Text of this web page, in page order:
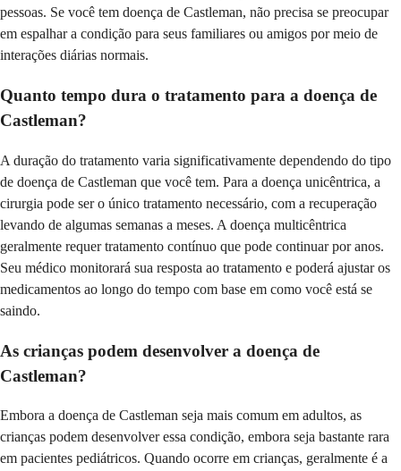
pessoas. Se você tem doença de Castleman, não precisa se preocupar
em espalhar a condição para seus familiares ou amigos por meio de
interações diárias normais.
Quanto tempo dura o tratamento para a doença de
Castleman?
A duração do tratamento varia significativamente dependendo do tipo
de doença de Castleman que você tem. Para a doença unicêntrica, a
cirurgia pode ser o único tratamento necessário, com a recuperação
levando de algumas semanas a meses. A doença multicêntrica
geralmente requer tratamento contínuo que pode continuar por anos.
Seu médico monitorará sua resposta ao tratamento e poderá ajustar os
medicamentos ao longo do tempo com base em como você está se
saindo.
As crianças podem desenvolver a doença de
Castleman?
Embora a doença de Castleman seja mais comum em adultos, as
crianças podem desenvolver essa condição, embora seja bastante rara
em pacientes pediátricos. Quando ocorre em crianças, geralmente é a